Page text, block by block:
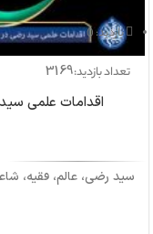
بازدید: 0
تعداد بازدید:3169
اقدامات علمی
سید رضی، عالم، فقیه،